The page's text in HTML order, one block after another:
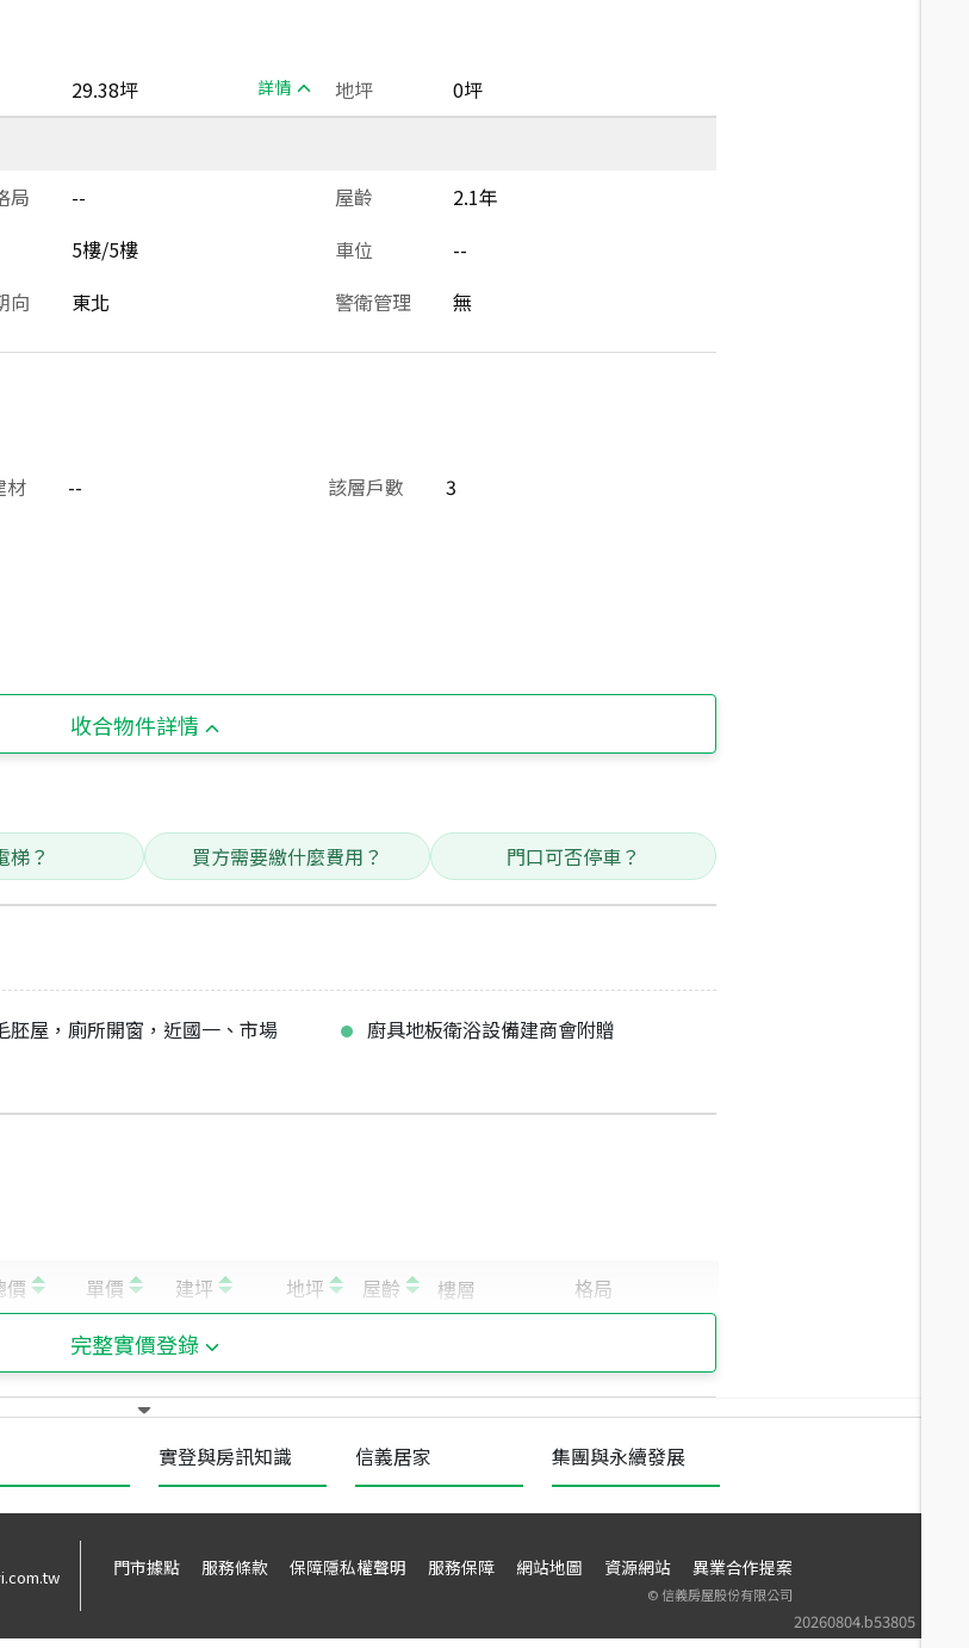
29.38坪 詳情 地坪
0坪
局 -- 屋齡
2.1年
5樓/5樓 車位
--
向 東北 警衛管理 無
材 -- 該層戶數
3
收合物件詳情
梯？ 買方需要繳什麼費用？ 門口可否停車？
胚屋，廁所開窗，近國一、市場 廚具地板衛浴設備建商會附贈
完整實價登錄
實登與房訊知識 信義居家 集團與永續發展
20260804.b53805
門市據點 服務條款 保障隱私權聲明 服務保障 網站地圖 資源網站 異業合作提案
©信義房屋股份有限公司